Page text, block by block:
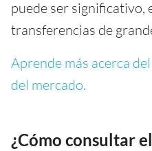
puede ser significativo,
transferencias de
Aprende más acerca
del mercado.
¿Cómo consultar